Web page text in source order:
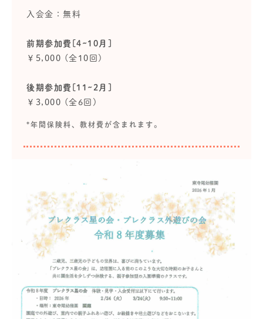
入会金：無料
前期参加費[4~10月]
￥5,000 (全10回)
後期参加費[11~2月]
￥3,000 (全6回)
*年間保険料、教材費が含まれます。